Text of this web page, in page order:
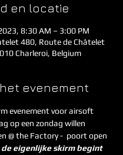
en locatie
8:30 AM – 3:00 PM
480, Route de Châtelet
Charleroi, Belgium
evenement
evenement voor airsoft
op een zondag willen
@ the Factory -  poort open
de eigenlijke skirm begint